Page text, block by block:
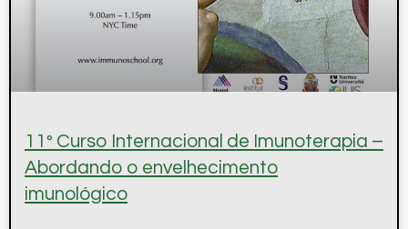
11º Curso Internacional de Imunoterapia –
Abordando o envelhecimento
imunológico